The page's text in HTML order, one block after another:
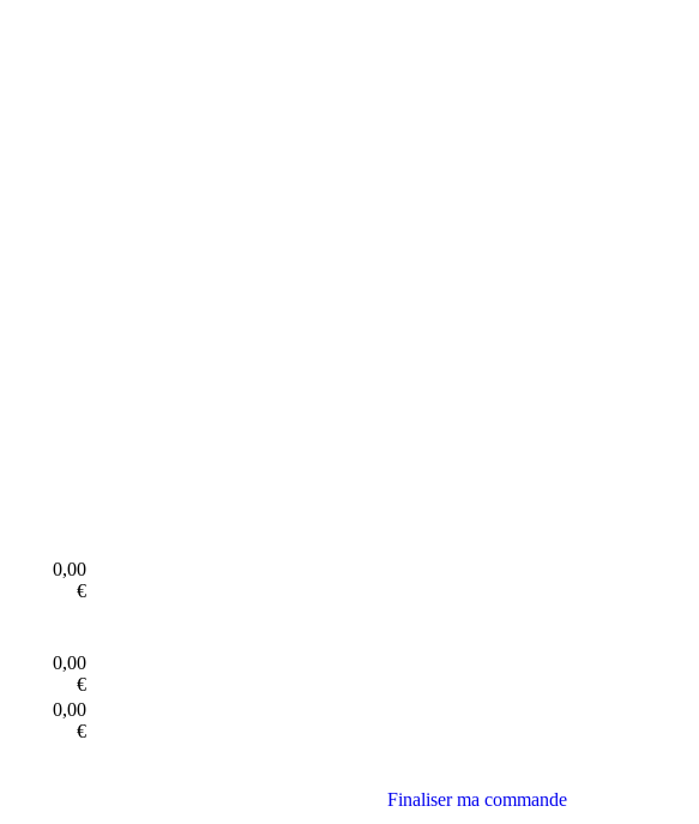
0,00
€
0,00
€
0,00
€
Finaliser ma commande